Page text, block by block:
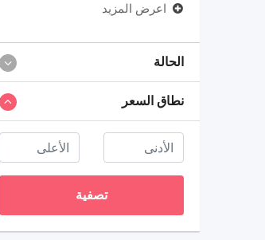
اعرض المزيد
الحالة
نطاق السعر
تصفية